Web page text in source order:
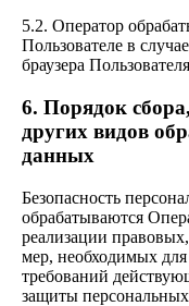
5.2. Оператор
Пользователе в
браузера
6. Порядок
других видов
данных
Безопасность
обрабатываются
реализации
мер, необходимых
требований
защиты